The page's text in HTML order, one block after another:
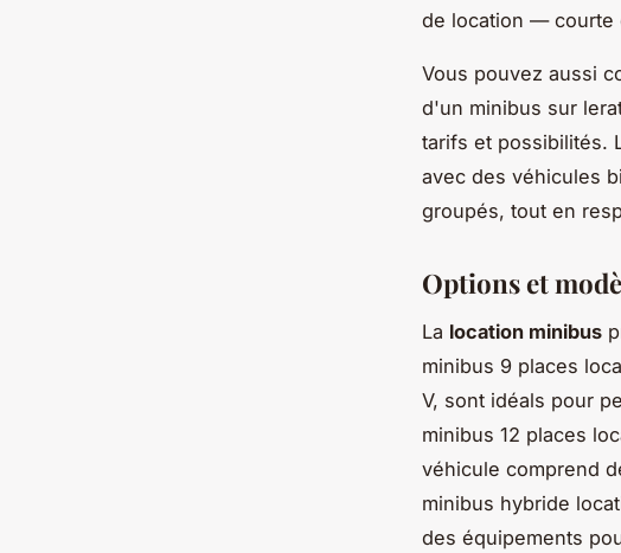
de location — courte
Vous pouvez aussi
d'un minibus sur
tarifs et possibilités.
avec des véhicules
groupés, tout en
Options et
La location minibus
minibus 9 places
V, sont idéals pour
minibus 12 places
véhicule comprend
minibus hybride
des équipements